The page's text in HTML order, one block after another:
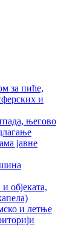
за пиће,
и
његово
јавне
објеката,
и летње